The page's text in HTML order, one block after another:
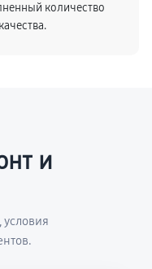
количество
и